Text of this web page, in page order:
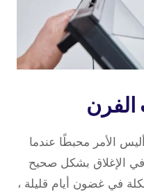
الفرن
تصليح باب الفرن 66165886 أليس الأمر محبطًا عندما
الإغلاق بشكل صحيح
في غضون أيام قليلة ،